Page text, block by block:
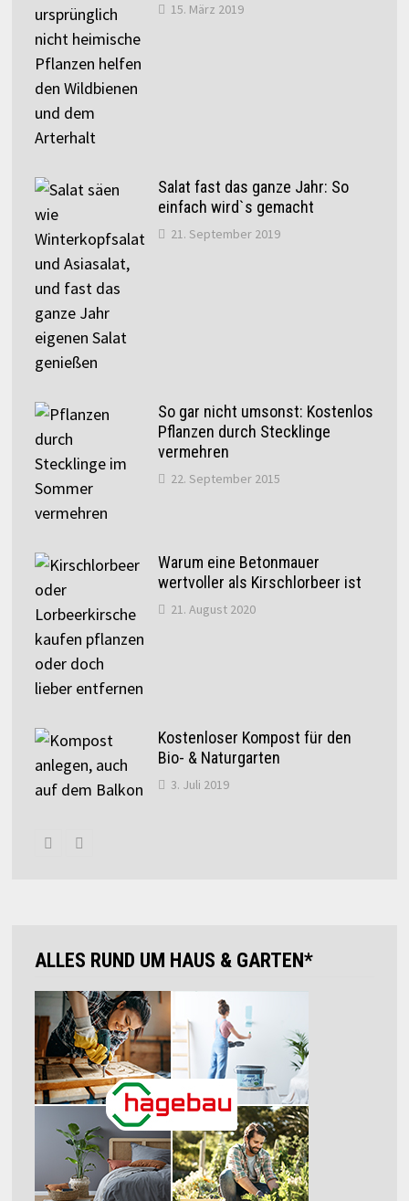
15. März 2019
Salat fast das ganze Jahr: So
einfach wird`s gemacht
21. September 2019
So gar nicht umsonst: Kostenlos
Pflanzen durch Stecklinge
vermehren
22. September 2015
Warum eine Betonmauer
wertvoller als Kirschlorbeer ist
21. August 2020
Kostenloser Kompost für den
Bio- & Naturgarten
3. Juli 2019
ALLES RUND UM HAUS & GARTEN*